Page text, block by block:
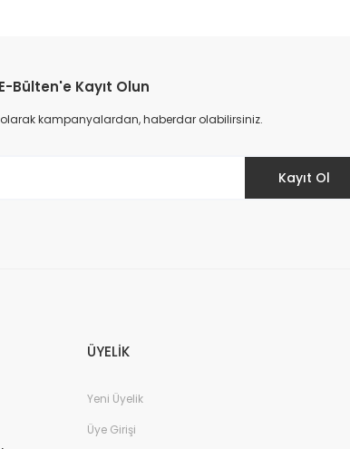
E-Bülten'e Kayıt Olun
olarak kampanyalardan, haberdar olabilirsiniz.
Kayıt Ol
ÜYELİK
Yeni Üyelik
Üye Girişi